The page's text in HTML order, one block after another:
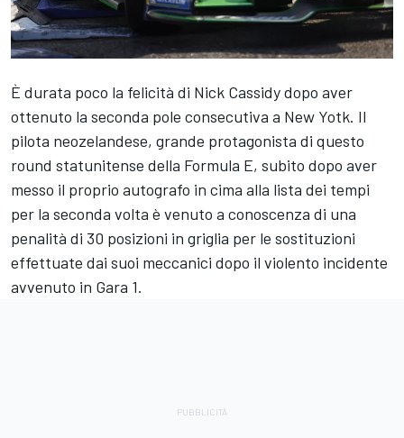
È durata poco la felicità di Nick Cassidydopo aver
ottenuto la seconda pole consecutiva a New Yotk. Il
pilota neozelandese, grande protagonista di questo
round statunitense della Formula E, subito dopo aver
messo il proprio autografo in cima alla lista dei tempi
per la seconda volta è venuto a conoscenza di una
penalità di 30 posizioni in griglia per le sostituzioni
effettuate dai suoi meccanici dopo il violento incidente
avvenuto in Gara 1.